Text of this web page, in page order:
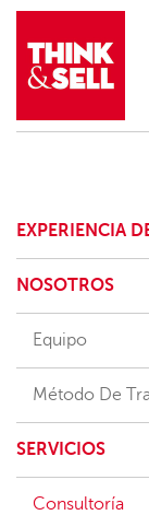
THINK&SELL
EXPERIENCIA
NOSOTROS
Equipo
Método De
SERVICIOS
Consultoría